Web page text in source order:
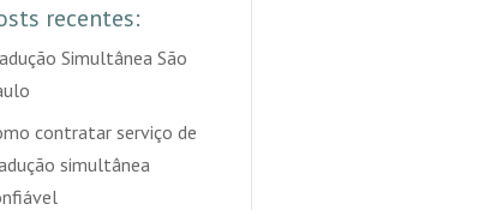
recentes:
Simultânea São
contratar serviço de
simultânea